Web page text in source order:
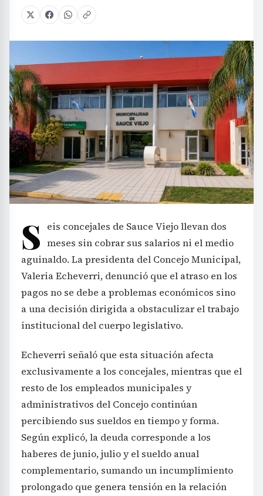
S eis concejales de Sauce Viejo llevan dos
meses sin cobrar sus salarios ni el medio
aguinaldo. La presidenta del Concejo Municipal,
Valeria Echeverri, denunció que el atraso en los
pagos no se debe a problemas económicos sino
a una decisión dirigida a obstaculizar el trabajo
institucional del cuerpo legislativo.
Echeverri señaló que esta situación afecta
exclusivamente a los concejales, mientras que el
resto de los empleados municipales y
administrativos del Concejo continúan
percibiendo sus sueldos en tiempo y forma.
Según explicó, la deuda corresponde a los
haberes de junio, julio y el sueldo anual
complementario, sumando un incumplimiento
prolongado que genera tensión en la relación